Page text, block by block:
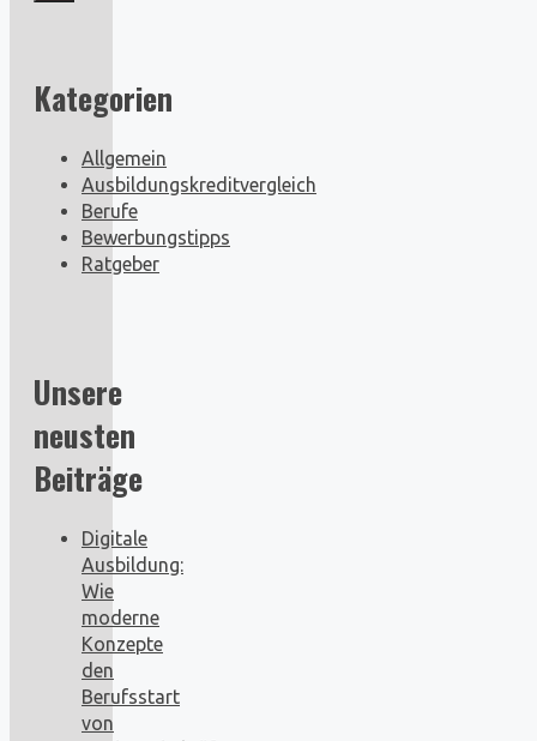
Kategorien
Allgemein
Ausbildungskreditvergleich
Berufe
Bewerbungstipps
Ratgeber
Unsere
neusten
Beiträge
Digitale
Ausbildung:
Wie
moderne
Konzepte
den
Berufsstart
von